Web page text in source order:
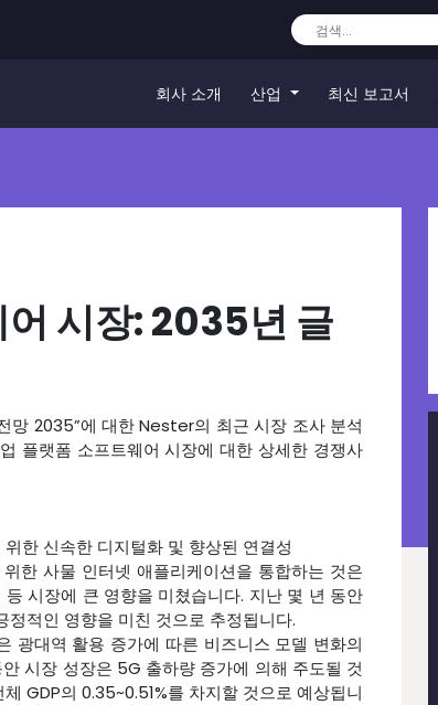
회사 소개 산업 최신 보고서
시장: 2035년 글
망 2035”에 대한 Nester의 최근 시장 조사 분석
플랫폼 소프트웨어 시장에 대한 상세한 경쟁사
한 신속한 디지털화 및 향상된 연결성
한 사물 인터넷 애플리케이션을 통합하는 것은
시장에 큰 영향을 미쳤습니다. 지난 몇 년 동안
적인 영향을 미친 것으로 추정됩니다.
광대역 활용 증가에 따른 비즈니스 모델 변화의
시장 성장은 5G 출하량 증가에 의해 주도될 것
GDP의 0.35~0.51%를 차지할 것으로 예상됩니